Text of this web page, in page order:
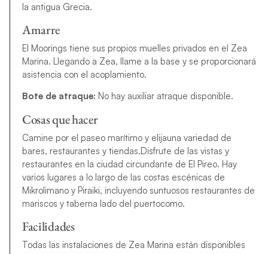
la antigua Grecia.
Amarre
El Moorings tiene sus propios muelles privados en el Zea
Marina. Llegando a Zea, llame a la base y se proporcionará
asistencia con el acoplamiento.
Bote de atraque: No hay auxiliar atraque disponible.
Cosas que hacer
Camine por el paseo marítimo y elijauna variedad de
bares, restaurantes y tiendas.Disfrute de las vistas y
restaurantes en la ciudad circundante de El Pireo. Hay
varios lugares a lo largo de las costas escénicas de
Mikrolimano y Piraiki, incluyendo suntuosos restaurantes de
mariscos y taberna lado del puertocomo.
Facilidades
Todas las instalaciones de Zea Marina están disponibles